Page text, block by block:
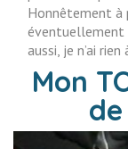
Honnêtement à
éventuellement
aussi, je n’ai
Mon